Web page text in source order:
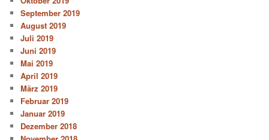
September 2019
August 2019
Juli 2019
Juni 2019
Mai 2019
April 2019
März 2019
Februar 2019
Januar 2019
Dezember 2018